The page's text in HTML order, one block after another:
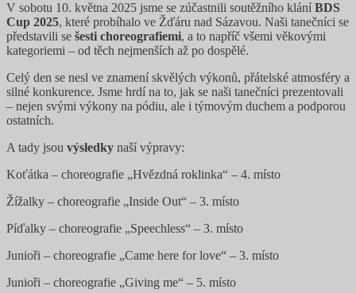
publikován
V sobotu 10. května 2025 jsme se zúčastnili soutěžního klání BDS
Cup 2025, které probíhalo ve Žďáru nad Sázavou. Naši tanečníci se
představili se šesti choreografiemi, a to napříč všemi věkovými
kategoriemi – od těch nejmenších až po dospělé.
Celý den se nesl ve znamení skvělých výkonů, přátelské atmosféry a
silné konkurence. Jsme hrdí na to, jak se naši tanečníci prezentovali
– nejen svými výkony na pódiu, ale i týmovým duchem a podporou
ostatních.
A tady jsou výsledky naší výpravy:
Koťátka – choreografie „Hvězdná roklinka“ – 4. místo
Žížalky – choreografie „Inside Out“ – 3. místo
Píďalky – choreografie „Speechless“ – 3. místo
Junioři – choreografie „Came here for love“ – 3. místo
Junioři – choreografie „Giving me“ – 5. místo